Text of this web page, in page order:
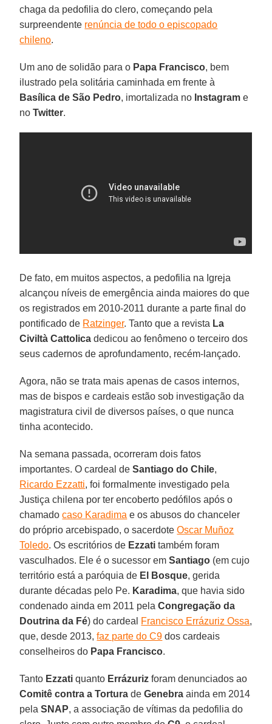
chaga da pedofilia do clero, começando pela
surpreendente renúncia de todo o episcopado
chileno.
Um ano de solidão para o Papa Francisco, bem
ilustrado pela solitária caminhada em frente à
Basílica de São Pedro, imortalizada no Instagram e
noTwitter.
De fato, em muitos aspectos, a pedofilia na Igreja
alcançou níveis de emergência ainda maiores do que
os registrados em 2010-2011 durante a parte final do
pontificado de Ratzinger. Tanto que a revista La
Civiltà Cattolica dedicou ao fenômeno o terceiro dos
seus cadernos de aprofundamento, recém-lançado.
Agora, não se trata mais apenas de casos internos,
mas de bispos e cardeais estão sob investigação da
magistratura civil de diversos países, o que nunca
tinha acontecido.
Na semana passada, ocorreram dois fatos
importantes. O cardeal deSantiago do Chile,
Ricardo Ezzatti, foi formalmente investigado pela
Justiça chilena por ter encoberto pedófilos após o
chamadocaso Karadima e os abusos do chanceler
do próprio arcebispado, o sacerdoteOscar Muñoz
Toledo. Os escritórios de Ezzati também foram
vasculhados. Ele é o sucessor emSantiago (em cujo
território está a paróquia de El Bosque, gerida
durante décadas pelo Pe. Karadima, que havia sido
condenado ainda em 2011 pelaCongregação da
Doutrina da Fé) do cardeal Francisco Errázuriz Ossa,
que, desde 2013,faz parte do C9 dos cardeais
conselheiros do Papa Francisco.
Tanto Ezzati quanto Errázuriz foram denunciados ao
Comitê contra a Tortura deGenebra ainda em 2014
pelaSNAP, a associação de vítimas da pedofilia do